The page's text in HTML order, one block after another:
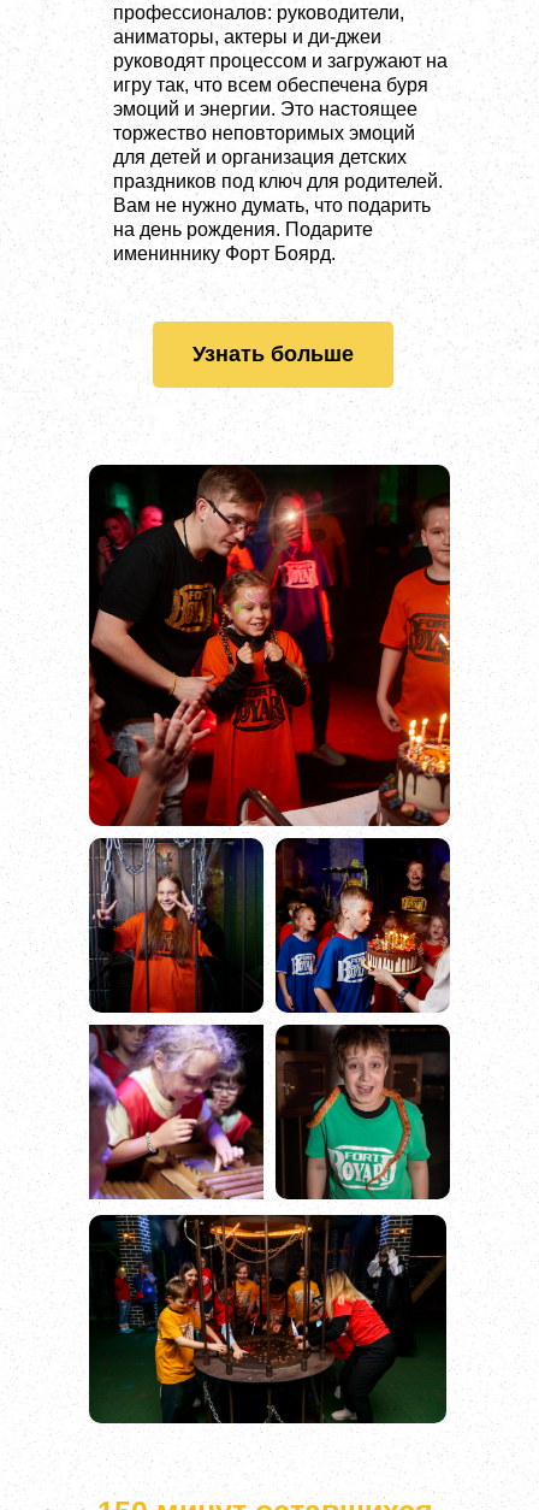
Узнать больше
профессионалов: руководители,
аниматоры, актеры и ди-джеи
руководят процессом и загружают на
игру так, что всем обеспечена буря
эмоций и энергии. Это настоящее
торжество неповторимых эмоций
для детей и организация детских
праздников под ключ для родителей.
Вам не нужно думать, что подарить
на день рождения. Подарите
имениннику Форт Боярд.